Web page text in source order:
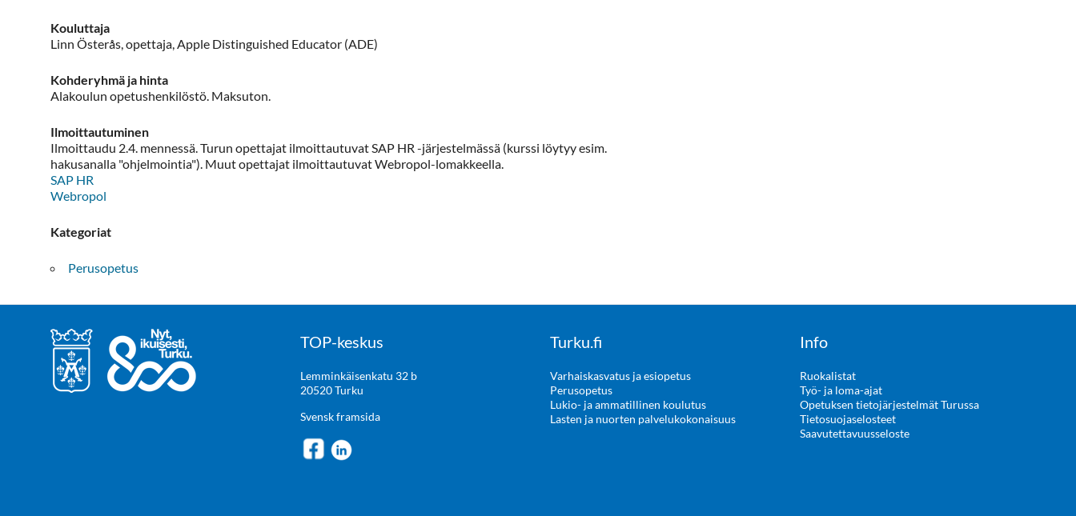
Kouluttaja
Linn Österås, opettaja, Apple Distinguished Educator (ADE)
Kohderyhmä ja hinta
Alakoulun opetushenkilöstö. Maksuton.
Ilmoittautuminen
Ilmoittaudu 2.4. mennessä. Turun opettajat ilmoittautuvat SAP HR -järjestelmässä (kurssi löytyy esim.
hakusanalla "ohjelmointia"). Muut opettajat ilmoittautuvat Webropol-lomakkeella.
SAP HR
Webropol
Kategoriat
Perusopetus
TOP-keskus
Lemminkäisenkatu 32 b
20520 Turku
Svensk framsida
Turku.fi
Varhaiskasvatus ja esiopetus
Perusopetus
Lukio- ja ammatillinen koulutus
Lasten ja nuorten palvelukokonaisuus
Info
Ruokalistat
Työ- ja loma-ajat
Opetuksen tietojärjestelmät Turussa
Tietosuojaselosteet
Saavutettavuusseloste